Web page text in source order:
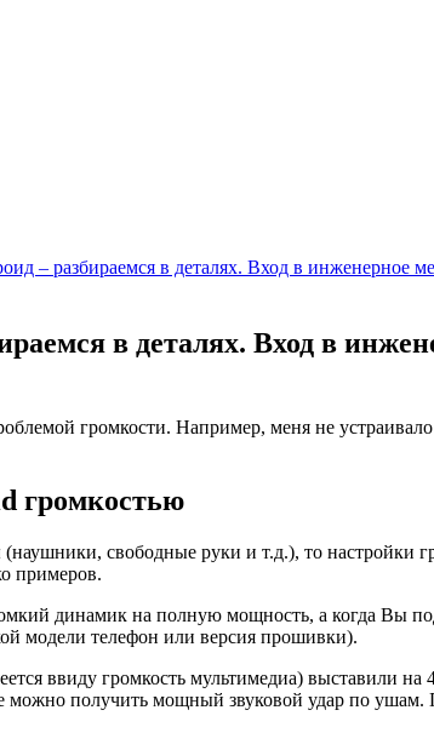
– разбираемся в деталях. Вход в инженерное
в деталях. Вход в
громкости. Например, меня не
громкостью
свободные руки и т.д.), то настройки
примеров.
динамик на полную мощность, а когда Вы
модели телефон или версия прошивки).
ввиду громкость мультимедиа) выставили на
получить мощный звуковой удар по ушам.